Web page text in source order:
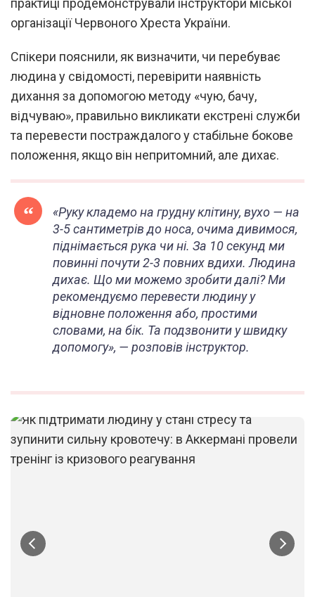
практиці продемонстрували інструктори міської
організації Червоного Хреста України.
Спікери пояснили, як визначити, чи перебуває
людина у свідомості, перевірити наявність
дихання за допомогою методу «чую, бачу,
відчуваю», правильно викликати екстрені служби
та перевести постраждалого у стабільне бокове
положення, якщо він непритомний, але дихає.
«Руку кладемо на грудну клітину, вухо — на
3-5 сантиметрів до носа, очима дивимося,
піднімається рука чи ні. За 10 секунд ми
повинні почути 2-3 повних вдихи. Людина
дихає. Що ми можемо зробити далі? Ми
рекомендуємо перевести людину у
відновне положення або, простими
словами, на бік. Та подзвонити у швидку
допомогу», — розповів інструктор.